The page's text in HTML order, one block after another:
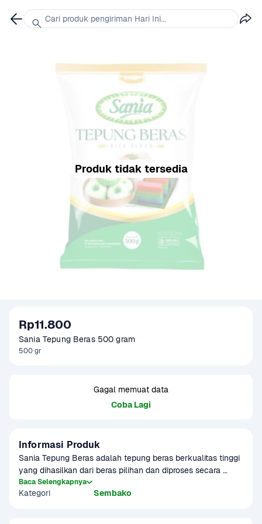
Produk tidak tersedia
Rp11.800
Sania Tepung Beras 500 gram
500 gr
Gagal memuat data
Coba Lagi
Informasi Produk
Sania Tepung Beras adalah tepung beras berkualitas tinggi
yang dihasilkan dari beras pilihan dan diproses secara
higienis. Tepung ini memiliki tekstur halus dan putih bersih.
Baca Selengkapnya
Kategori Sembako
Cari produk pengiriman Hari Ini...